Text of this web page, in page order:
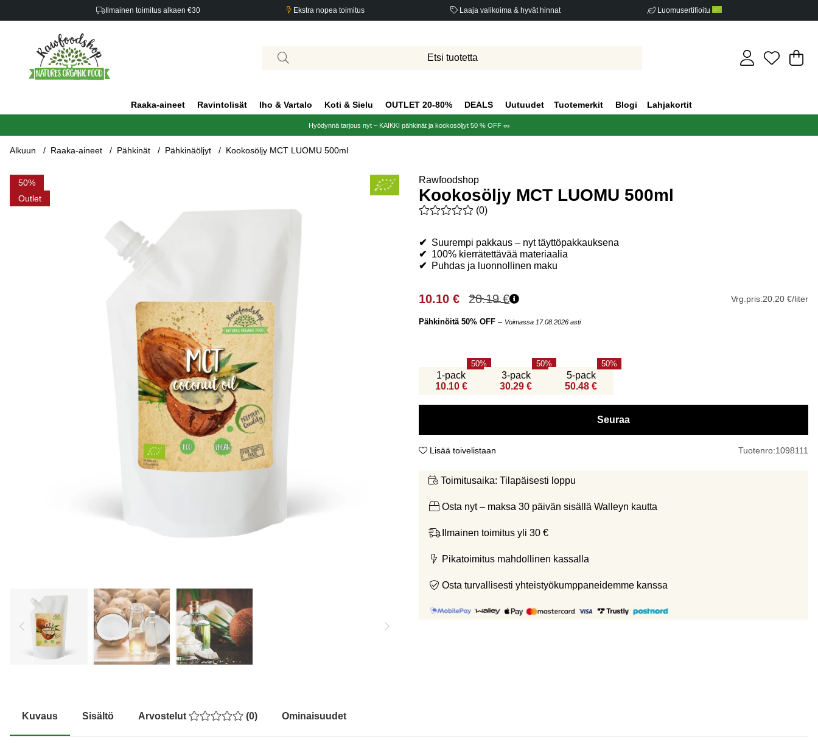
Ilmainen toimitus alkaen €30 Ekstra nopea toimitus Laaja valikoima & hyvät hinnat Luomusertifioitu
.
Raaka-aineet Ravintolisät Iho & Vartalo Koti & Sielu OUTLET 20-80% DEALS Uutuudet Tuotemerkit Blogi Lahjakortit
Hyödynnä tarjous nyt – KAIKKI pähkinät ja kookosöljyt 50 % OFF 🥜
Alkuun Raaka-aineet Pähkinät Pähkinäöljyt Kookosöljy MCT LUOMU 500ml
50
Outlet
Tuotekuvat Kookosöljy MCT LUOMU 500ml Rawfoodshop
Kookosöljy MCT LUOMU 500ml
Keskiarvoluokitus 0 / 5 Arvioiden määrä 0
(0)
✔ Suurempi pakkaus – nyt täyttöpakkauksena
✔ 100% kierrätettävää materiaalia
✔
Puhdas ja luonnollinen maku
20.19€
10.10 € Vrg.pris:20.20 €/liter
Pähkinöitä 50% OFF – Voimassa 17.08.2026 asti
1-pack
10.10 €
50
3-pack
30.29 €
50
5-pack
50.48 €
50
Seuraa
Lisää toivelistaan Tuotenro:1098111
Toimitusaika: Tilapäisesti loppu
Osta nyt – maksa 30 päivän sisällä Walleyn kautta
Ilmainen toimitus yli 30 €
Pikatoimitus mahdollinen kassalla
Osta turvallisesti yhteistyökumppaneidemme kanssa
Kuvaus Sisältö Arvostelut (0) Ominaisuudet